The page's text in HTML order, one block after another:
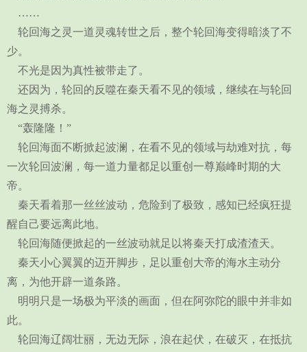
……
轮回海之灵一道灵魂转世之后，整个轮回海变得暗淡了不
少。
不光是因为真性被带走了。
还因为，轮回的反噬在秦天看不见的领域，继续在与轮回
海之灵搏杀。
“轰隆隆！”
轮回海面不断掀起波澜，在看不见的领域与劫难对抗，每
一次轮回波澜，每一道力量都足以重创一尊巅峰时期的大
帝。
秦天看着那一丝丝波动，危险到了极致，感知已经疯狂提
醒自己要远离此地。
轮回海随便掀起的一丝波动就足以将秦天打成渣渣天。
秦天小心翼翼的迈开脚步，足以重创大帝的海水主动分
离，为他开辟一道条路。
明明只是一场极为平淡的画面，但在阿弥陀的眼中并非如
此。
轮回海辽阔壮丽，无边无际，浪在起伏，在破灭，在抵抗